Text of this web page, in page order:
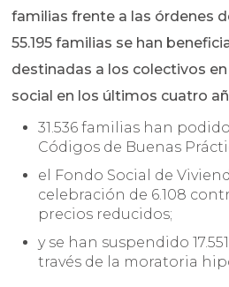
familias frente a las órdenes
55.195 familias se han
destinadas a los colectivos
social en los últimos cuatro
31.536 familias han
Códigos de Buenas
el Fondo Social de
celebración de 6.108
precios reducidos;
y se han suspendido
través de la moratoria